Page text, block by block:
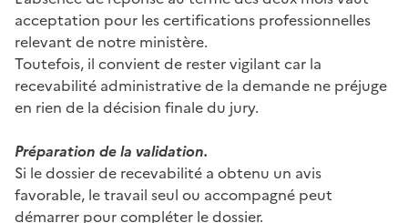
acceptation pour les certifications professionnelles
relevant de notre ministère.
Toutefois, il convient de rester vigilant car la
recevabilité administrative de la demande ne préjuge
en rien de la décision finale du jury.
Préparation de la validation.
Si le dossier de recevabilité a obtenu un avis
favorable, le travail seul ou accompagné peut
démarrer pour compléter le dossier.